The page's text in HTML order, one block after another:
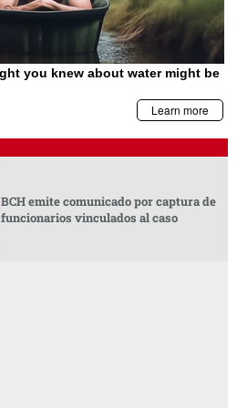
BCH emite comunicado por captura de
funcionarios vinculados al caso